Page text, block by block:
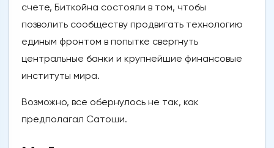
счете, Биткойна состояли в том, чтобы
позволить сообществу продвигать технологию
единым фронтом в попытке свергнуть
центральные банки и крупнейшие финансовые
институты мира.
Возможно, все обернулось не так, как
предполагал Сатоши.